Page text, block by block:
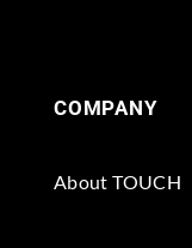
COMPANY
About TOUCH